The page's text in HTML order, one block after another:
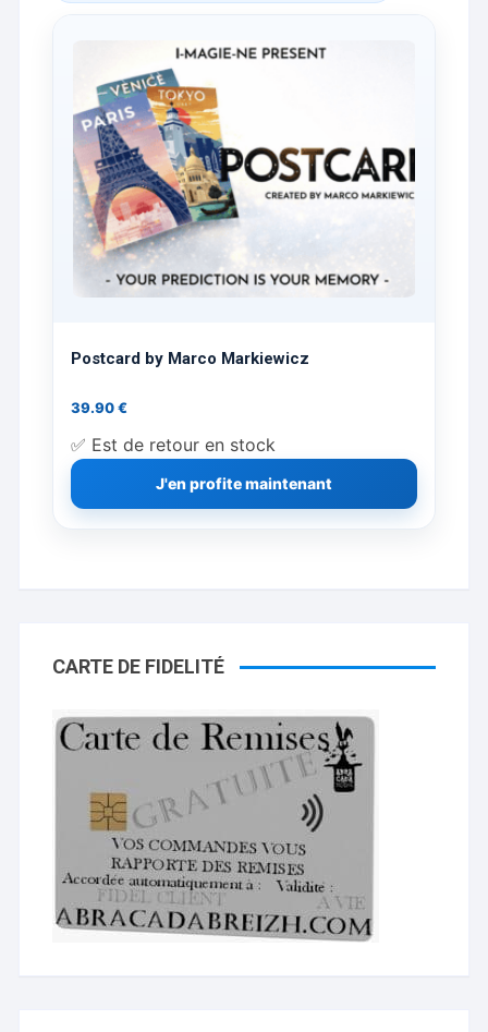
Postcard by Marco Markiewicz
39.90€
✅ Est de retour en stock
J'en profite maintenant
CARTE DE FIDELITÉ